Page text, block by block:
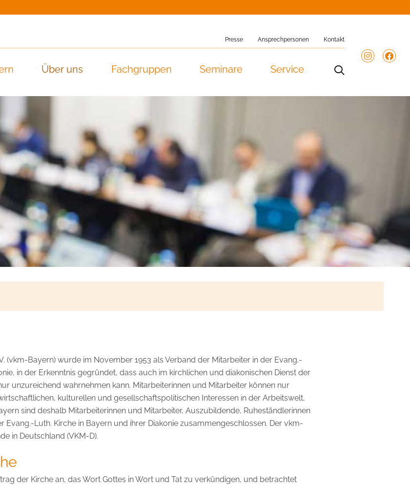
Presse Ansprechpersonen Kontakt
Über uns Fachgruppen Seminare Service
(vkm-Bayern) wurde im November 1953 als Verband der Mitarbeiter in der Evang.-
in der Erkenntnis gegründet, dass auch im kirchlichen und diakonischen Dienst der
unzureichend wahrnehmen kann. Mitarbeiterinnen und Mitarbeiter können nur
kulturellen und gesellschaftspolitischen Interessen in der Arbeitswelt,
sind deshalb Mitarbeiterinnen und Mitarbeiter, Auszubildende, Ruheständlerinnen
Luth. Kirche in Bayern und ihrer Diakonie zusammengeschlossen. Der vkm-
in Deutschland (VKM-D).
der Kirche an, das Wort Gottes in Wort und Tat zu verkündigen, und betrachtet